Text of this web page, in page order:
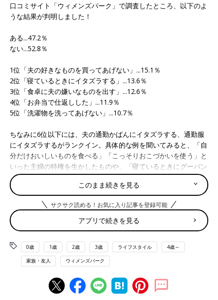
口コミサイト「ウィメンズパーク」で調査したところ、以下のよ
うな結果が判明しました！
ある...47.2％
ない...52.8％
1位「夫の好きなものを買ってあげない」...15.1％
2位「寝ているときにイタズラする」...13.6％
3位「食卓に夫の嫌いなものを出す」...12.6％
4位「お弁当で仕返しした」...11.9％
5位「洗濯物を洗ってあげない」...10.7％
ちなみに6位以下には、夫の通勤かばんにイタズラする、通勤服
にイタズラするがランクイン。具体的な例を聞いてみると、「自
分だけおいしいものを食べる」「こっそりおこづかいを使う」と
いった主婦の特権を生かしたものや、「寝ているときにグーパン
チ！」「夫のタオルや服で掃除する」という相手が気づかないう
ちに陰で実行するもの、「お弁当にノコギリを持った人形のピッ
クを入れた」「おかず入れの部分をすべてブロッコリーにした」
など鉄板のお弁当ネタ、そして「洗濯物を裏返したまましまう」
「夫だけに激辛カレーをつくった」といった目に見えるパワー系
の仕返しなどが並びました。
なかには「いろいろやりすぎて覚えていない」というツワモノ
（笑）や、「お弁当にプチトマトを多めに投入。仕返しのつもり
が逆に喜ばれてしまったという珍しいケースも。それでも、みな
さんの仕返しは、全体的にどれもかわいらしいものばかり。"仕
このまま続きを見る
サクサク読める！お気に入り記事を登録可能
アプリで続きを見る
0歳 1歳 2歳 3歳 ライフスタイル 4歳～
家族・友人 ウィメンズパーク